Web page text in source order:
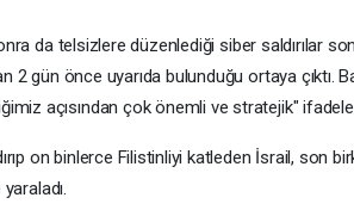
da telsizlere düzenlediği siber saldırılar
2 gün önce uyarıda bulunduğu ortaya
açısından çok önemli ve stratejik"
on binlerce Filistinliyi katleden İsrail, son